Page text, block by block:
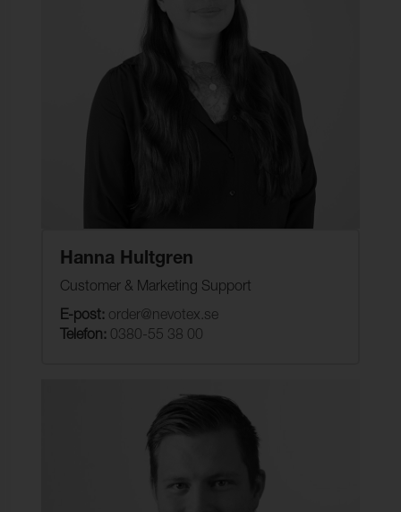
Hanna Hultgren
Customer & Marketing Support
E-post: order@nevotex.se
Telefon: 0380-55 38 00